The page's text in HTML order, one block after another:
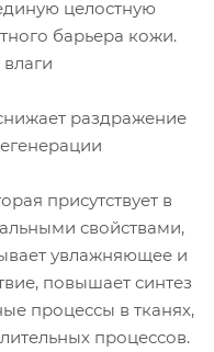
целостную
барьера кожи.
раздражение
присутствует в
свойствами,
увлажняющее и
повышает синтез
процессы в тканях,
процессов.